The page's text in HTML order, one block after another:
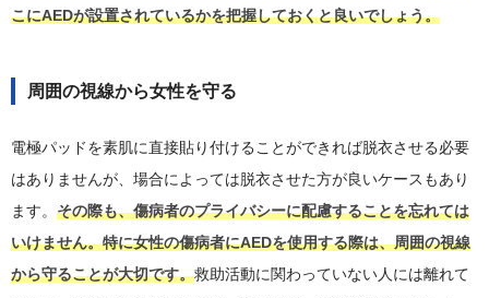
こにAEDが設置されているかを把握しておくと良いでしょう。
周囲の視線から女性を守る
電極パッドを素肌に直接貼り付けることができれば脱衣させる必要
はありませんが、場合によっては脱衣させた方が良いケースもあり
ます。 その際も、傷病者のプライバシーに配慮することを忘れては
いけません。特に女性の傷病者にAEDを使用する際は、周囲の視線
から守ることが大切です。救助活動に関わっていない人には離れて